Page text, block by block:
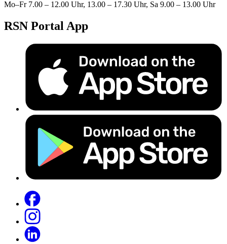
Mo–Fr 7.00 – 12.00 Uhr, 13.00 – 17.30 Uhr, Sa 9.00 – 13.00 Uhr
RSN Portal App